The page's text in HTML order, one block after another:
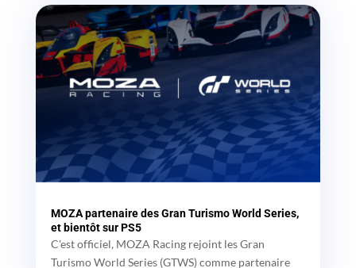
MOZA partenaire des Gran Turismo World Series,
et bientôt sur PS5
C'est officiel, MOZA Racing rejoint les Gran
Turismo World Series (GTWS) comme partenaire